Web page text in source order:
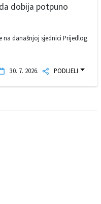
dobija potpuno
na današnjoj sjednici Prijedlog
30. 7. 2026. PODIJELI